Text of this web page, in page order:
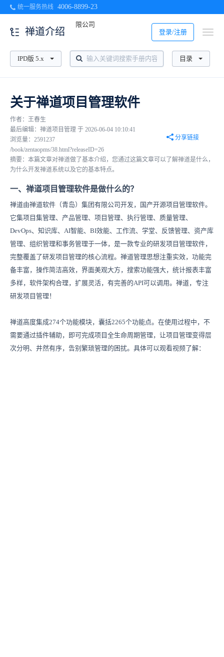
统一服务热线 4006-8899-23
登录/注册
禅道介绍
IPD版 5.x 目录
关于禅道项目管理软件
作者：王春生
最后编辑：禅道项目管理 于 2026-06-04 10:10:41
浏览量：2591237
分享链接
/book/zentaopms/38.html?releaseID=26
摘要：本篇文章对禅道做了基本介绍，您通过这篇文章可以了解禅道是什么，
为什么开发禅道系统以及它的基本特点。
一、禅道项目管理软件是做什么的？
禅道由禅道软件（青岛）集团有限公司开发，国产开源项目管理软件。
它集项目集管理、产品管理、项目管理、执行管理、质量管理、
DevOps、知识库、AI智能、BI效能、工作流、学堂、反馈管理、资产库
管理、组织管理和事务管理于一体，是一款专业的研发项目管理软件，
完整覆盖了研发项目管理的核心流程。禅道管理思想注重实效，功能完
备丰富，操作简洁高效，界面美观大方，搜索功能强大，统计报表丰富
多样，软件架构合理，扩展灵活，有完善的API可以调用。禅道，专注
研发项目管理！
禅道高度集成274个功能模块，囊括2265个功能点。在使用过程中，不
需要通过插件辅助，即可完成项目全生命周期管理，让项目管理变得层
次分明、井然有序，告别繁琐管理的困扰。具体可以观看视频了解：